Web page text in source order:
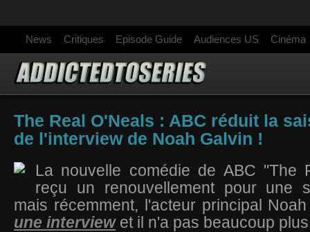
News Critiques Episode Guide Audiences US Cinéma
The Real O'Neals : ABC réduit la
de l'interview de Noah Galvin !
La nouvelle comédie de ABC "The
reçu un renouvellement pour une
mais récemment, l'acteur principal
une interviewet il n'a pas beaucoup